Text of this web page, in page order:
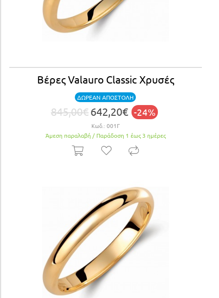
Βέρες Valauro Classic Χρυσές
ΔΩΡΕΑΝ ΑΠΟΣΤΟΛΗ
845,00€642,20€ -24%
Κωδ.: 001Γ
Άμεση παραλαβή / Παράδoση 1 έως 3 ημέρες